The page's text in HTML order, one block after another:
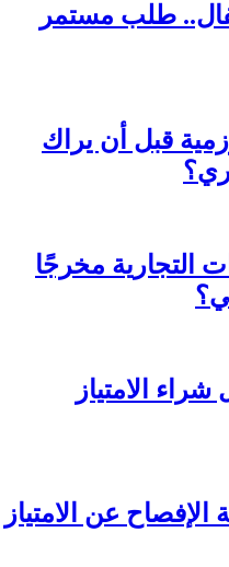
طلب مستمر
قبل أن يراك
التجارية مخرجًا
الامتياز
الإفصاح عن الامتياز